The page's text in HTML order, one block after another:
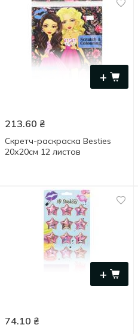
+
213.60 ₴
Скретч-раскраска Besties
20х20см 12 листов
+
74.10 ₴